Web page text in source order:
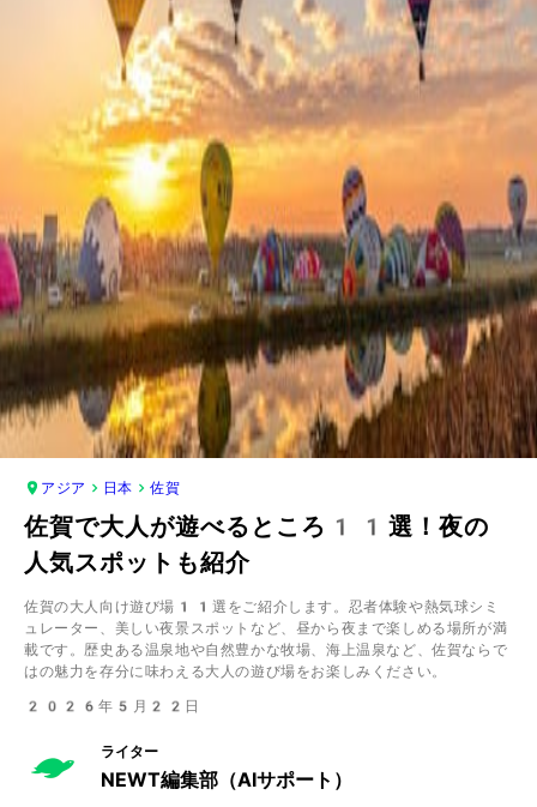
アジア 日本 佐賀
佐賀で大人が遊べるところ11選！夜の
人気スポットも紹介
佐賀の大人向け遊び場11選をご紹介します。忍者体験や熱気球シミ
ュレーター、美しい夜景スポットなど、昼から夜まで楽しめる場所が満
載です。歴史ある温泉地や自然豊かな牧場、海上温泉など、佐賀ならで
はの魅力を存分に味わえる大人の遊び場をお楽しみください。
2026年5月22日
ライター
NEWT編集部（AIサポート）